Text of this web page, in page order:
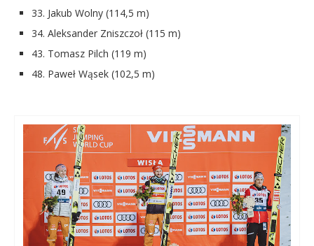
33. Jakub Wolny (114,5 m)
34. Aleksander Zniszczoł (115 m)
43. Tomasz Pilch (119 m)
48. Paweł Wąsek (102,5 m)